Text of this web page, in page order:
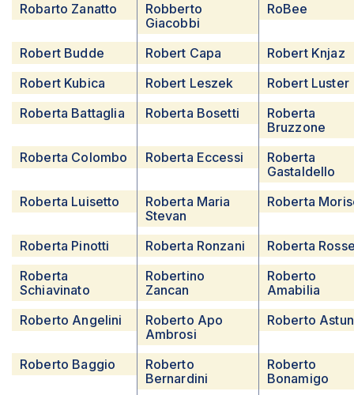
Robarto Zanatto
Robberto
Giacobbi
RoBee
Robert Budde Robert Capa
Robert Knjaz
Robert Kubica
Robert Leszek
Robert Luster
Roberta Battaglia
Roberta Bosetti
Roberta
Bruzzone
Roberta Colombo
Roberta Eccessi
Roberta
Gastaldello
Roberta Luisetto
Roberta Maria
Stevan
Roberta
Roberta Pinotti Roberta Ronzani
Roberta
Roberta
Schiavinato
Robertino
Zancan
Roberto
Amabilia
Roberto Angelini
Roberto Apo
Ambrosi
Roberto
Roberto Baggio
Roberto
Bernardini
Roberto
Bonamigo